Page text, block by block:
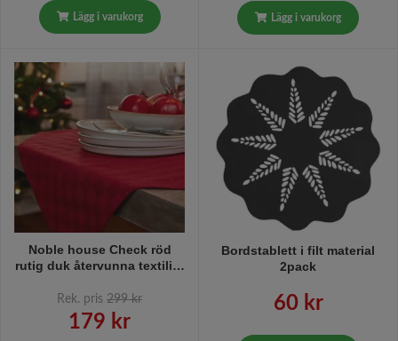
Lägg i varukorg Lägg i varukorg
Noble house Check röd
rutig duk återvunna textilier
Rek. pris 299 kr
179 kr
Bordstablett i filt material
2pack
60 kr